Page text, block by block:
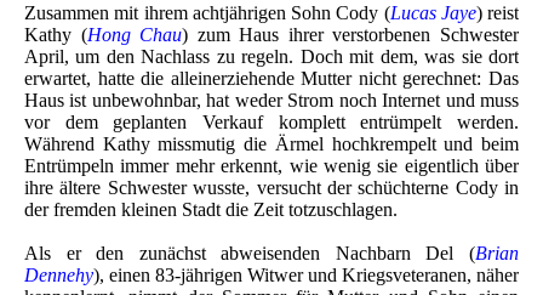
Zusammen mit ihrem achtjährigen Sohn Cody (Lucas Jaye) reist
Kathy (Hong Chau) zum Haus ihrer verstorbenen Schwester
April, um den Nachlass zu regeln. Doch mit dem, was sie dort
erwartet, hatte die alleinerziehende Mutter nicht gerechnet: Das
Haus ist unbewohnbar, hat weder Strom noch Internet und muss
vor dem geplanten Verkauf komplett entrümpelt werden.
Während Kathy missmutig die Ärmel hochkrempelt und beim
Entrümpeln immer mehr erkennt, wie wenig sie eigentlich über
ihre ältere Schwester wusste, versucht der schüchterne Cody in
der fremden kleinen Stadt die Zeit totzuschlagen.
Als er den zunächst abweisenden Nachbarn Del (Brian
Dennehy), einen 83-jährigen Witwer und Kriegsveteranen, näher